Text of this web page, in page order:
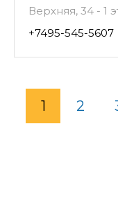
Верхняя, 34 - 1
+7495-545-5607
1 2